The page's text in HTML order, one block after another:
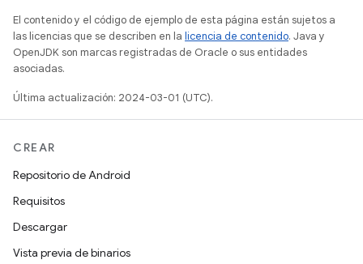
El contenido y el código de ejemplo de esta página están sujetos a
las licencias que se describen en la licencia de contenido. Java y
OpenJDK son marcas registradas de Oracle o sus entidades
asociadas.
Última actualización: 2024-03-01 (UTC).
CREAR
Repositorio de Android
Requisitos
Descargar
Vista previa de binarios